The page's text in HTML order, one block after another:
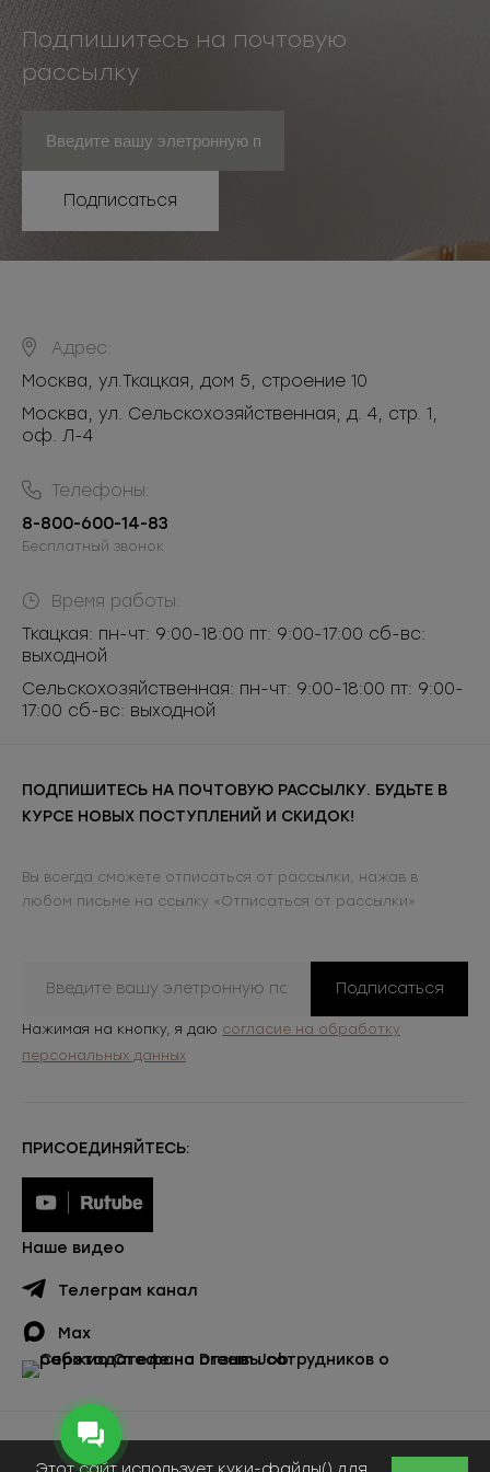
Подпишитесь на почтовую
рассылку
Подписаться
Адрес:
Москва, ул.Ткацкая, дом 5, строение 10
Москва, ул. Сельскохозяйственная, д. 4, стр. 1,
оф. Л-4
Телефоны:
8-800-600-14-83
Бесплатный звонок
Время работы:
Ткацкая: пн-чт: 9:00-18:00 пт: 9:00-17:00 сб-вс:
выходной
Сельскохозяйственная: пн-чт: 9:00-18:00 пт: 9:00-
17:00 сб-вс: выходной
ПОДПИШИТЕСЬ НА ПОЧТОВУЮ РАССЫЛКУ. БУДЬТЕ В
КУРСЕ НОВЫХ ПОСТУПЛЕНИЙ И СКИДОК!
Вы всегда сможете отписаться от рассылки, нажав в
любом письме на ссылку «Отписаться от рассылки»
Подписаться
Нажимая на кнопку, я даю согласие на обработку
персональных данных
ПРИСОЕДИНЯЙТЕСЬ:
Наше видео
Телеграм канал
Max
Публичная оферта